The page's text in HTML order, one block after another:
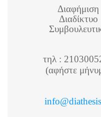
Διαφήμιση
Διαδίκτυο
τηλ :
(αφήστε